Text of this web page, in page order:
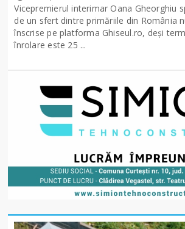
Vicepremierul interimar Oana Gheorghiu
de un sfert dintre primăriile din România
înscrise pe platforma Ghiseul.ro, deși
înrolare este 25 ...